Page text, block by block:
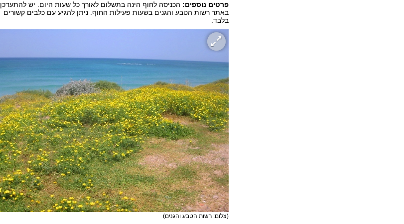
פרטים נוספים: הכניסה לחוף הינה בתשלום לאורך כל שעות היום. יש להתעדכן
באתר רשות הטבע והגנים בשעות פעילות החוף. ניתן להגיע עם כלבים קשורים
בלבד.
(צלום: רשות הטבע והגנים)